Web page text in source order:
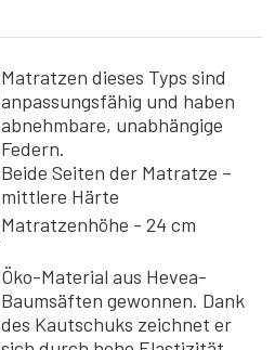
Matratzen dieses Typs sind
anpassungsfähig und haben
abnehmbare, unabhängige
Federn.
Beide Seiten der Matratze –
mittlere Härte
Matratzenhöhe - 24 cm
Öko-Material aus Hevea-
Baumsäften gewonnen. Dank
des Kautschuks zeichnet er